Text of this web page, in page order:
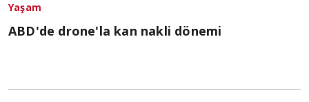
Yaşam
ABD'de drone'la kan nakli dönemi